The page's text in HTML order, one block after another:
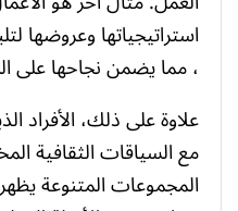
استراتيجياتها وعروضها
، مما يضمن نجاحها على
علاوة على ذلك، الأفراد
مع السياقات الثقافية
المجموعات المتنوعة